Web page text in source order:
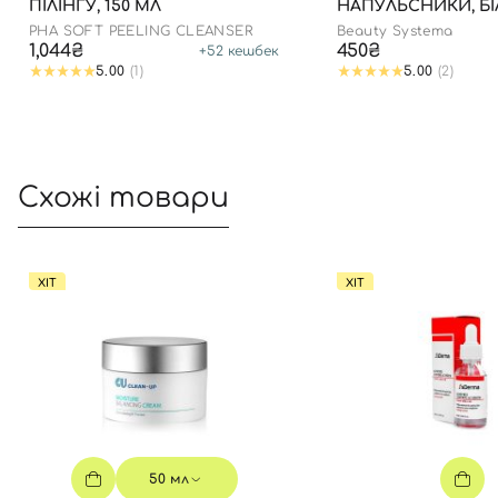
ПІЛІНГУ, 150 МЛ
PHA SOFT PEELING CLEANSER
1,044₴ +52 кешбек
5.00 (1)
НАПУЛЬСНИКИ,
Beauty Systema
450₴
5.00 (2)
Схожі товари
ХІТ
50 мл
ХІТ